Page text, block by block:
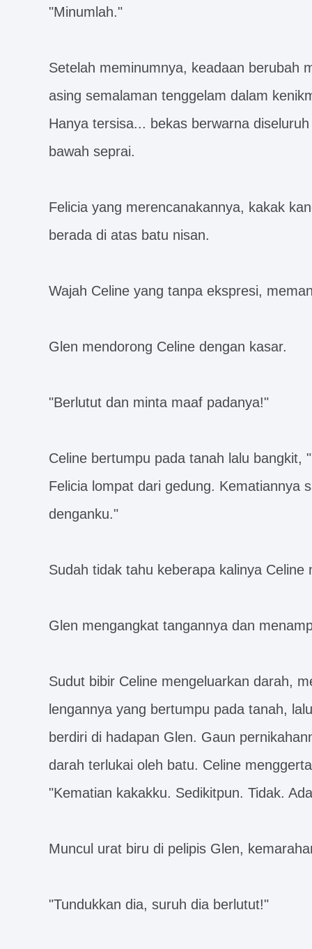
"Minumlah."
Setelah meminumnya, keadaan berubah
asing semalaman tenggelam dalam
Hanya tersisa... bekas berwarna
bawah seprai.
Felicia yang merencanakannya, kakak
berada di atas batu nisan.
Wajah Celine yang tanpa ekspresi,
Glen mendorong Celine dengan kasar.
"Berlutut dan minta maaf padanya!"
Celine bertumpu pada tanah lalu bangkit,
Felicia lompat dari gedung. Kematiannya
denganku."
Sudah tidak tahu keberapa kalinya Celine
Glen mengangkat tangannya dan
Sudut bibir Celine mengeluarkan darah,
lengannya yang bertumpu pada tanah,
berdiri di hadapan Glen. Gaun
darah terlukai oleh batu. Celine
"Kematian kakakku. Sedikitpun. Tidak.
Muncul urat biru di pelipis Glen,
"Tundukkan dia, suruh dia berlutut!"